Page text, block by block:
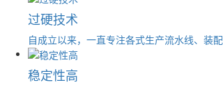
过硬技术
自成立以来，一直专注各式生产流水线、装
稳定性高